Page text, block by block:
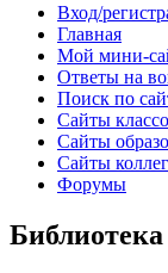
Вход/
Главная
Мой мини-
Ответы на
Поиск по
Сайты
Сайты
Сайты коллег
Форумы
Библиотека